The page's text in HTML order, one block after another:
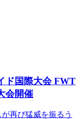
ド国際大会 FWT
会開催
再び猛威を振るう